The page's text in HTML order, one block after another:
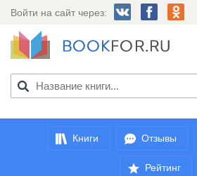
Войти на сайт через:
Книги Отзывы
Рейтинг